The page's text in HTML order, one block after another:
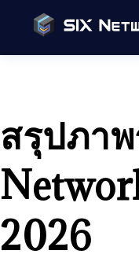
สรุปภา
2026